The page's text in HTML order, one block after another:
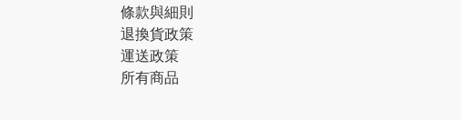
條款與細則
退換貨政策
運送政策
所有商品